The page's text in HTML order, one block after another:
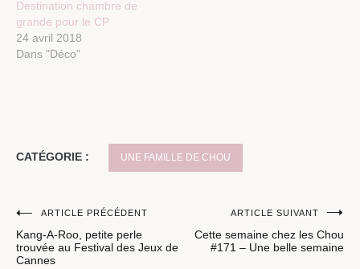
Destination chambre de
grande pour le CP
24 avril 2018
Dans "Déco"
CATÉGORIE : UNE FAMILLE DE CHOU
Navigation
de
ARTICLE PRÉCÉDENT
Kang-A-Roo, petite perle
trouvée au Festival des Jeux de
Cannes
ARTICLE SUIVANT
Cette semaine chez les Chou
#171 – Une belle semaine